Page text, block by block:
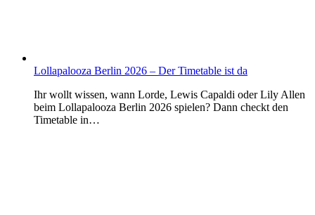
Lollapalooza Berlin 2026 – Der Timetable ist da
Ihr wollt wissen, wann Lorde, Lewis Capaldi oder Lily Allen
beim Lollapalooza Berlin 2026 spielen? Dann checkt den
Timetable in…